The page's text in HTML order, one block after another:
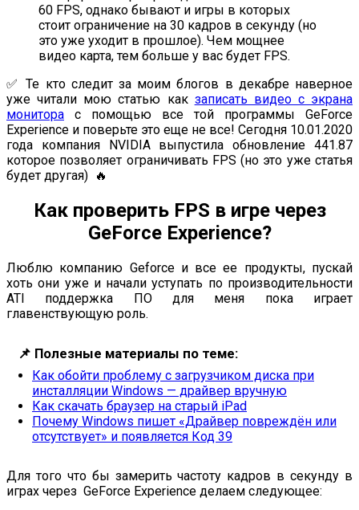
60 FPS, однако бывают и игры в которых
стоит ограничение на 30 кадров в секунду (но
это уже уходит в прошлое). Чем мощнее
видео карта, тем больше у вас будет FPS.
✅ Те кто следит за моим блогов в декабре наверное
уже читали мою статью как записать видео с экрана
монитора с помощью все той программы GeForce
Experience и поверьте это еще не все! Сегодня 10.01.2020
года компания NVIDIA выпустила обновление 441.87
которое позволяет ограничивать FPS (но это уже статья
будет другая) 🔥
Как проверить FPS в игре через
GeForce Experience?
Люблю компанию Geforce и все ее продукты, пускай
хоть они уже и начали уступать по производительности
ATI поддержка ПО для меня пока играет
главенствующую роль.
📌 Полезные материалы по теме:
Как обойти проблему с загрузчиком диска при
инсталляции Windows — драйвер вручную
Как скачать браузер на старый iPad
Почему Windows пишет «Драйвер повреждён или
отсутствует» и появляется Код 39
Для того что бы замерить частоту кадров в секунду в
играх через GeForce Experience делаем следующее: